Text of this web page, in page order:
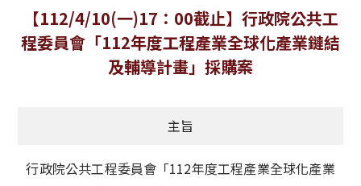
法規修訂
補助獎項
活動訊息
學術榮譽
最新消息
【112/4/10(一)17：00截止】行政院公共工
程委員會「112年度工程產業全球化產業鏈結
及輔導計畫」採購案
主旨
行政院公共工程委員會「112年度工程產業全球化產業